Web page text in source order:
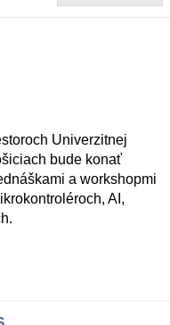
Univerzitnej
bude konať
a workshopmi
AI,